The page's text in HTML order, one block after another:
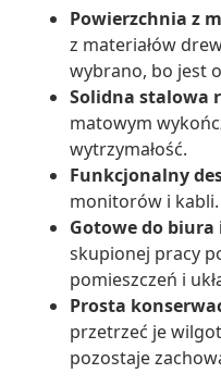
Powierzchnia z
z materiałów
wybrano, bo jest
Solidna stalowa
matowym
wytrzymałość.
Funkcjonalny
monitorów i kabli.
Gotowe do
skupionej pracy
pomieszczeń i
Prosta
przetrzeć je
pozostaje